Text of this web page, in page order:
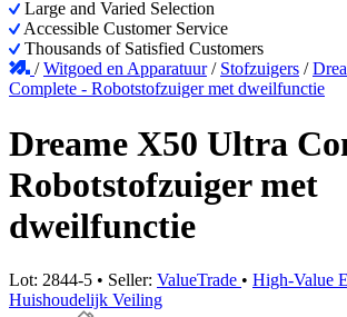
Large and Varied Selection
Accessible Customer Service
Thousands of Satisfied Customers
/Witgoed en Apparatuur / Stofzuigers /
Complete - Robotstofzuiger met dweilfunctie
Dreame X50 Ultra
Robotstofzuiger met
dweilfunctie
Lot: 2844-5 • Seller: ValueTrade • High-Value
Huishoudelijk Veiling